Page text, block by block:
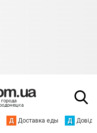
Д Доставка еды Д